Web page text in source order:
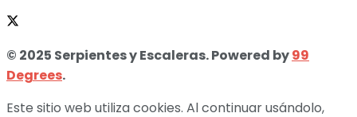
© 2025 Serpientes y Escaleras. Powered by99
Degrees.
Este sitio web utiliza cookies. Al continuar usándolo,